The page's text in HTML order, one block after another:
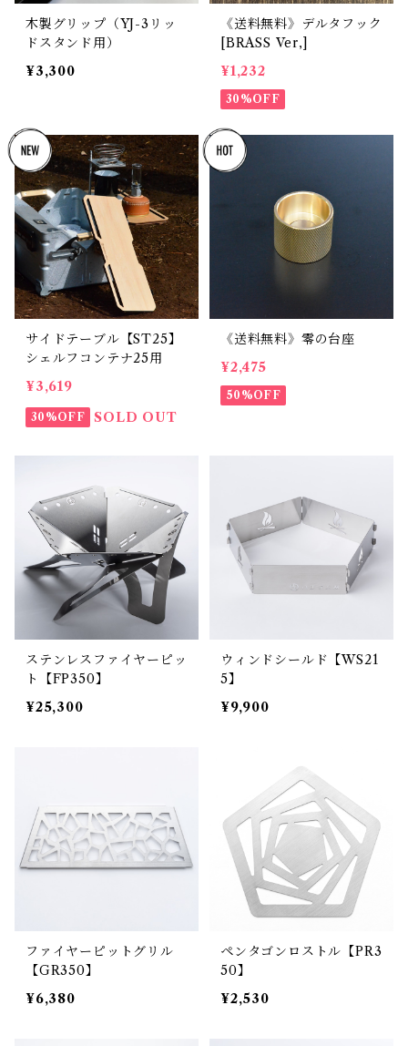
木製グリップ（YJ-3リッ
ドスタンド用）
¥3,300
《送料無料》デルタフック
[BRASS Ver,]
¥1,232
30%OFF
サイドテーブル【ST25】
シェルフコンテナ25用
¥3,619
30%OFF SOLD OUT
《送料無料》零の台座
¥2,475
50%OFF
ステンレスファイヤーピッ
ト【FP350】
¥25,300
ウィンドシールド【WS21
5】
¥9,900
ファイヤーピットグリル
【GR350】
¥6,380
ペンタゴンロストル【PR3
50】
¥2,530